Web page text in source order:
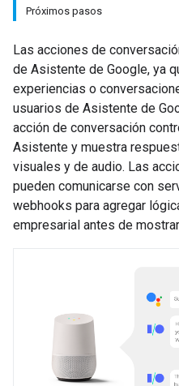
Próximos pasos
Las acciones de
de Asistente de Google, ya
experiencias o
usuarios de Asistente de
acción de conversación
Asistente y muestra
visuales y de audio. Las
pueden comunicarse con
webhooks para agregar
empresarial antes de